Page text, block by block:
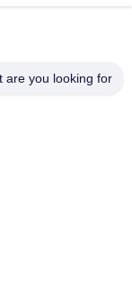
you looking for?